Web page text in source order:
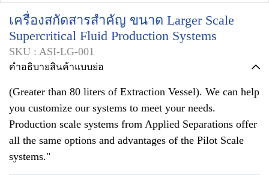
เครื่องสกัดสารสำคัญ ขนาด Larger Scale
Supercritical Fluid Production Systems
SKU : ASI-LG-001
คำอธิบายสินค้าแบบย่อ
(Greater than 80 liters of Extraction Vessel). We can help
you customize our systems to meet your needs.
Production scale systems from Applied Separations offer
all the same options and advantages of the Pilot Scale
systems."